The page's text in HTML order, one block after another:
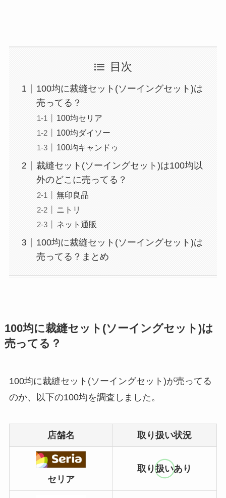
目次
100均に裁縫セット(ソーイングセット)は
売ってる？
100均セリア
100均ダイソー
100均キャンドゥ
裁縫セット(ソーイングセット)は100均以
外のどこに売ってる？
無印良品
ニトリ
ネット通販
100均に裁縫セット(ソーイングセット)は
売ってる？まとめ
100均に裁縫セット(ソーイングセット)は
売ってる？
100均に裁縫セット(ソーイングセット)が売ってる
のか、以下の100均を調査しました。
店舗名 取り扱い状況
セリア
取り扱いあり